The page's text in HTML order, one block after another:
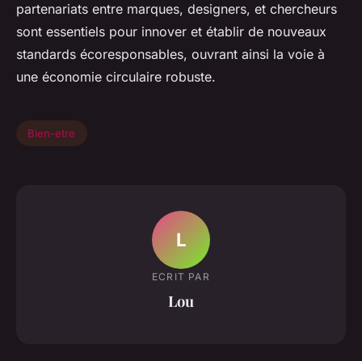
partenariats entre marques, designers, et chercheurs
sont essentiels pour innover et établir de nouveaux
standards écoresponsables, ouvrant ainsi la voie à
une économie circulaire robuste.
Bien-etre
L
ECRIT PAR
Lou